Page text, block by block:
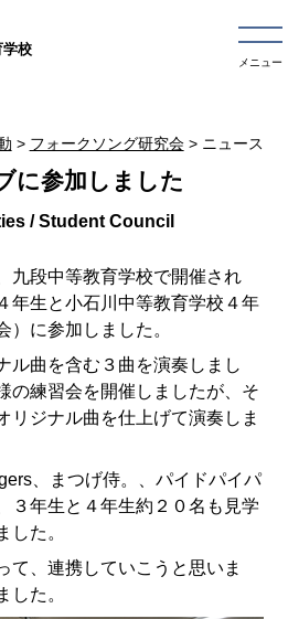
学校
メニュー
> フォークソング研究会> ニュース
に参加しました
九段中等教育学校で開催され
年生と小石川中等教育学校４年
）に参加しました。
ル曲を含む３曲を演奏しまし
の練習会を開催しましたが、そ
リジナル曲を仕上げて演奏しま
、まつげ侍。、パイドパイパ
３年生と４年生約２０名も見学
した。
て、連携していこうと思いま
した。